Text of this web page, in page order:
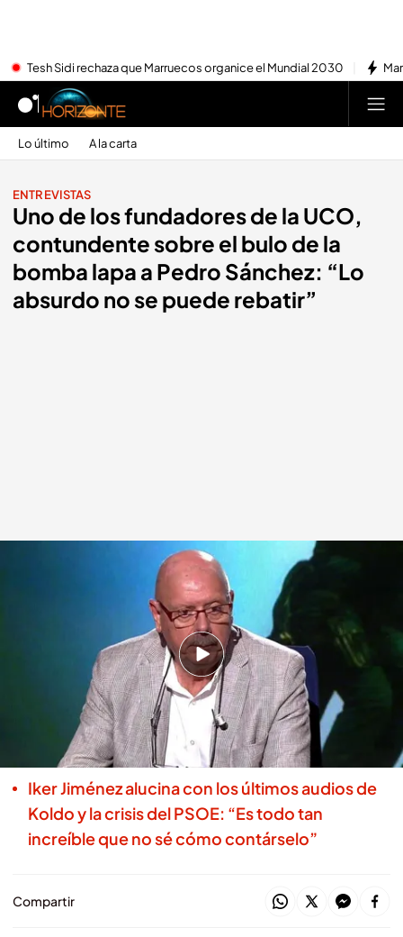
Tesh Sidi rechaza que Marruecos organice el Mundial 2030
Lo último A la carta
ENTREVISTAS
Uno de los fundadores de la UCO,
contundente sobre el bulo de la
bomba lapa a Pedro Sánchez: “Lo
absurdo no se puede rebatir”
General Pedro Garrido, fundador de la UCO, en 'Horizonte'
20 JUN 2025 - 01:51h.
Iker Jiménez entrevista en directo en
‘Horizonte’ al General Pedro Garrido,
fundador de la Unidad Central Operativa
(UCO) de la Guardia Civil.
Iker Jiménez alucina con los últimos audios de
Koldo y la crisis del PSOE: “Es todo tan
increíble que no sé cómo contárselo”
Compartir